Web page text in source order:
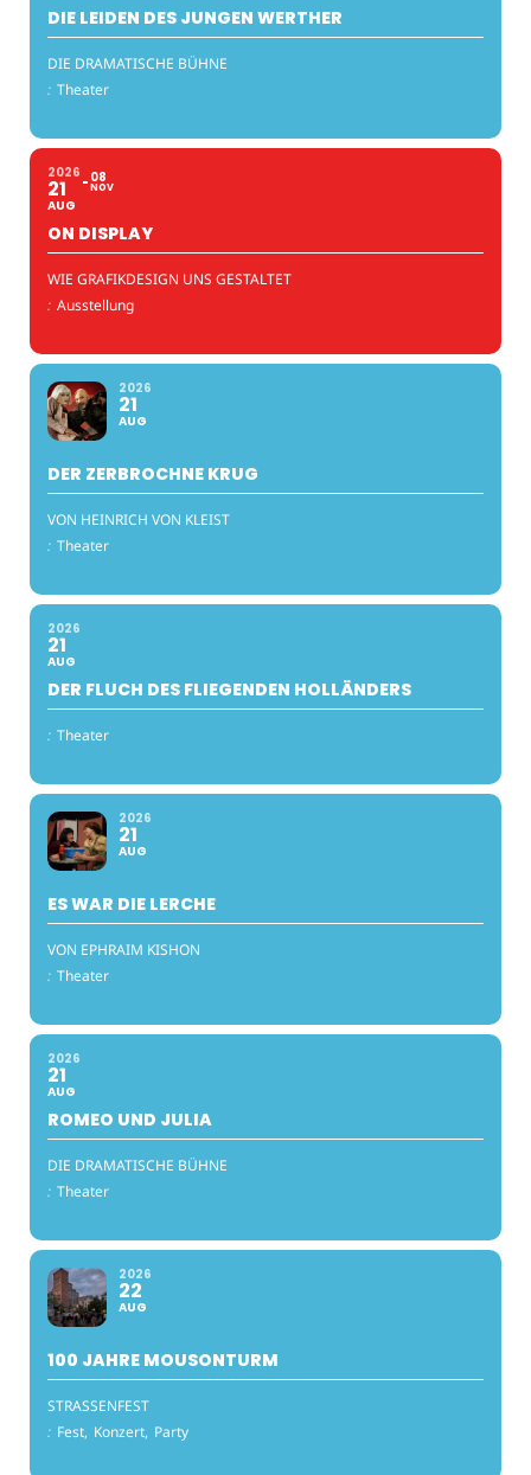
DIE LEIDEN DES JUNGEN WERTHER
DIE DRAMATISCHE BÜHNE
: Theater
2026
21
AUG
08
NOV
ON DISPLAY
WIE GRAFIKDESIGN UNS GESTALTET
: Ausstellung
2026
21
AUG
DER ZERBROCHNE KRUG
VON HEINRICH VON KLEIST
: Theater
2026
21
AUG
DER FLUCH DES FLIEGENDEN HOLLÄNDERS
: Theater
2026
21
AUG
ES WAR DIE LERCHE
VON EPHRAIM KISHON
: Theater
2026
21
AUG
ROMEO UND JULIA
DIE DRAMATISCHE BÜHNE
: Theater
2026
22
AUG
100 JAHRE MOUSONTURM
STRASSENFEST
: Fest, Konzert, Party